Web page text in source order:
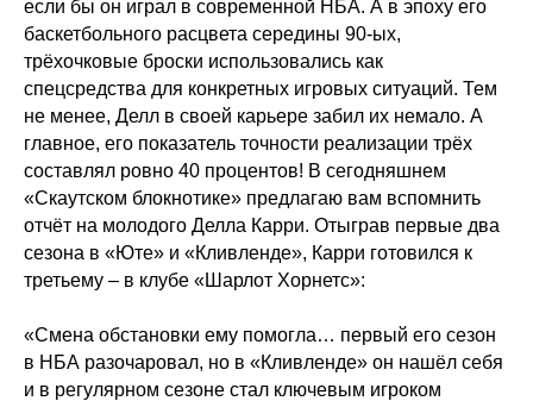
если бы он играл в современной НБА. А в эпоху его
баскетбольного расцвета середины 90-ых,
трёхочковые броски использовались как
спецсредства для конкретных игровых ситуаций. Тем
не менее, Делл в своей карьере забил их немало. А
главное, его показатель точности реализации трёх
составлял ровно 40 процентов! В сегодняшнем
«Скаутском блокнотике» предлагаю вам вспомнить
отчёт на молодого Делла Карри. Отыграв первые два
сезона в «Юте» и «Кливленде», Карри готовился к
третьему – в клубе «Шарлот Хорнетс»:
«Смена обстановки ему помогла… первый его сезон
в НБА разочаровал, но в «Кливленде» он нашёл себя
и в регулярном сезоне стал ключевым игроком